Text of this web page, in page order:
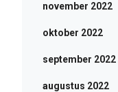
november 2022
oktober 2022
september 2022
augustus 2022